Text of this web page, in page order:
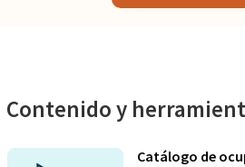
Contenido y
Catálogo de